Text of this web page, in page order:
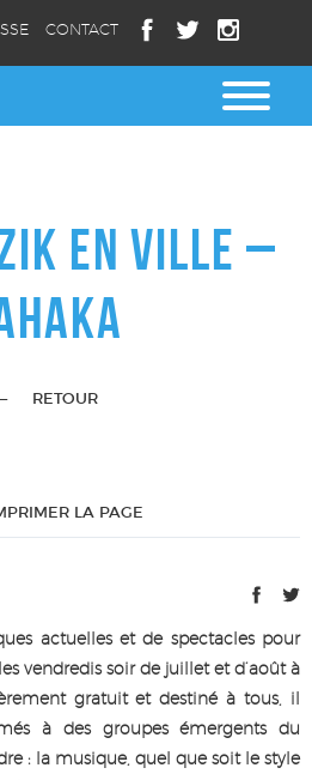
CONTACT
EN VILLE –
RETOUR
LA PAGE
actuelles et de spectacles pour
vendredis soir de juillet et d’août à
gratuit et destiné à tous, il
à des groupes émergents du
: la musique, quel que soit le style